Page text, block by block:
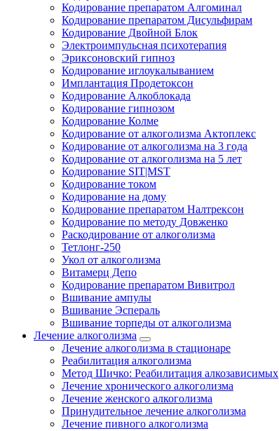
Кодирование препаратом Алгоминал
Кодирование препаратом Дисульфирам
Кодирование Двойной Блок
Электроимпульсная психотерапия
Эриксоновский гипноз
Кодирование иглоукалыванием
Имплантация Продетоксон
Кодирование Алкоблокада
Кодирование гипнозом
Кодирование Колме
Кодирование от алкоголизма Актоплекс
Кодирование от алкоголизма на 3 года
Кодирование от алкоголизма на 5 лет
Кодирование SIT|MST
Кодирование током
Кодирование на дому
Кодирование препаратом Налтрексон
Кодирование по методу Довженко
Раскодирование от алкоголизма
Тетлонг-250
Укол от алкоголизма
Витамерц Депо
Кодирование препаратом Вивитрол
Вшивание ампулы
Вшивание Эспераль
Вшивание торпеды от алкоголизма
Лечение алкоголизма
Лечение алкоголизма в стационаре
Реабилитация алкоголизма
Метод Шичко: Реабилитация алкозависимых
Лечение хронического алкоголизма
Лечение женского алкоголизма
Принудительное лечение алкоголизма
Лечение пивного алкоголизма